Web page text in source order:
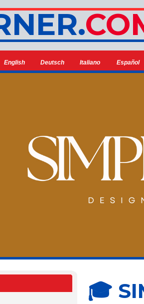
English Deutsch Italiano Español
🎓